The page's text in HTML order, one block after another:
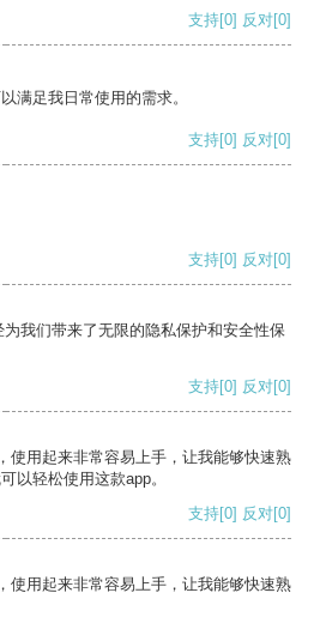
支持[0] 反对[0]
满足我日常使用的需求。
支持[0] 反对[0]
支持[0] 反对[0]
我们带来了无限的隐私保护和安全性保
支持[0] 反对[0]
使用起来非常容易上手，让我能够快速熟
以轻松使用这款app。
支持[0] 反对[0]
使用起来非常容易上手，让我能够快速熟